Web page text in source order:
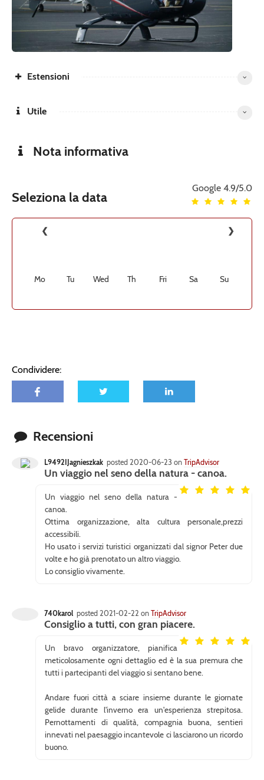
Estensioni
Utile
Nota informativa
Google 4.9/5.0
Seleziona la data
❮ ❯
Mo Tu Wed Th Fri Sa Su
Condividere:
Recensioni
L9492IJagnieszkak posted 2020-06-23 on TripAdvisor
Un viaggio nel seno della natura - canoa.
Un viaggio nel seno della natura -
canoa.
Ottima organizzazione, alta cultura personale,prezzi
accessibili.
Ho usato i servizi turistici organizzati dal signor Peter due
volte e ho già prenotato un altro viaggio.
Lo consiglio vivamente.
740karol posted 2021-02-22 on TripAdvisor
Consiglio a tutti, con gran piacere.
Un bravo organizzatore, pianifica
meticolosamente ogni dettaglio ed è la sua premura che
tutti i partecipanti del viaggio si sentano bene.
Andare fuori città a sciare insieme durante le giornate
gelide durante l'inverno era un'esperienza strepitosa.
Pernottamenti di qualità, compagnia buona, sentieri
innevati nel paesaggio incantevole ci lasciarono un ricordo
buono.